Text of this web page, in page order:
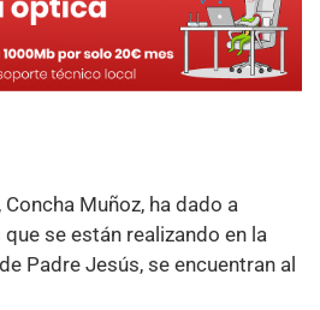
Muñoz, ha dado a
se están realizando en la
Padre Jesús, se encuentran al